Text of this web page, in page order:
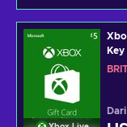
Key
Dari